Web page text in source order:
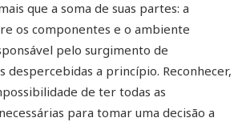
que a soma de suas partes: a
os componentes e o ambiente
pelo surgimento de
despercebidas a princípio. Reconhecer,
de ter todas as
para tomar uma decisão a